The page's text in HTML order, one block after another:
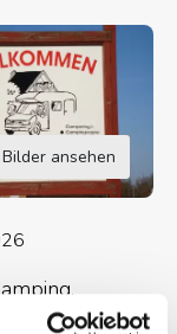
ansehen